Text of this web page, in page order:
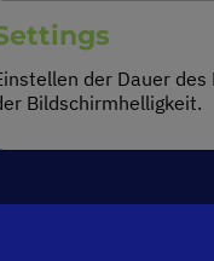
der Dauer des
Bildschirmhelligkeit.